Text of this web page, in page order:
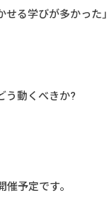
る学びが多かった」
う動くべきか?
予定です。